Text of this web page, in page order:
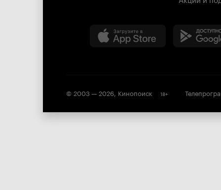
© 2003 — 2026, Кинопоиск 18+